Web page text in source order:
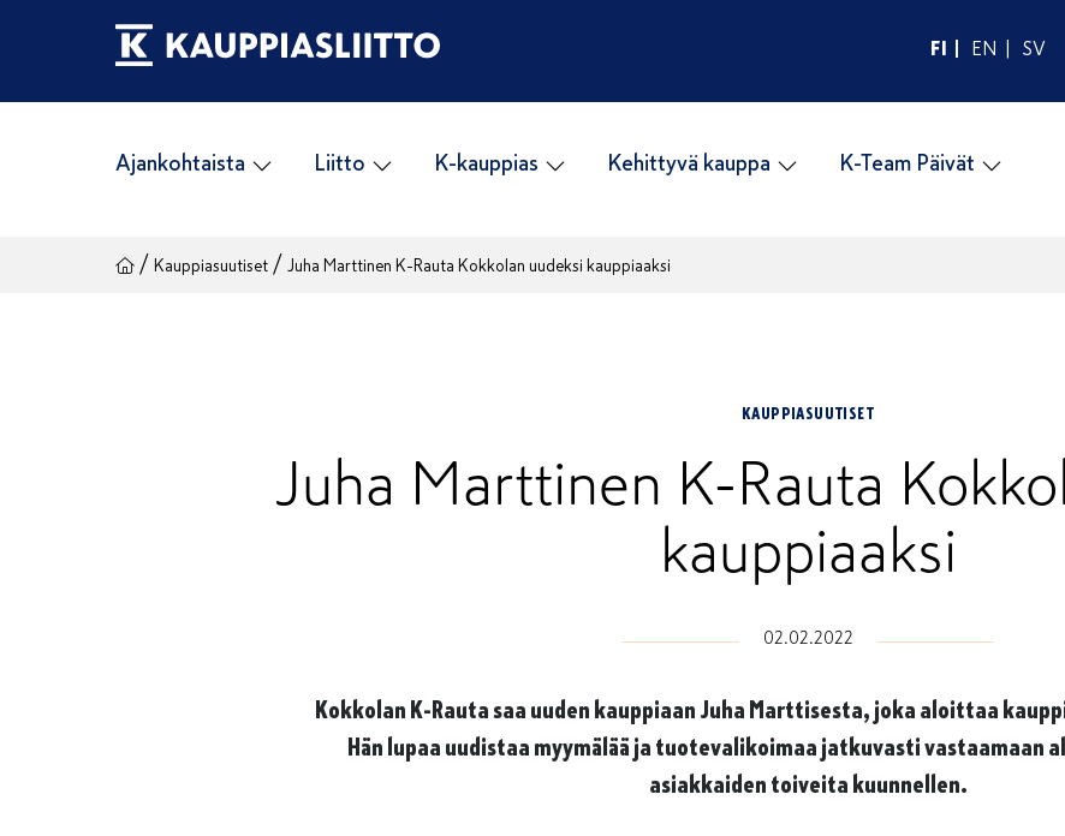
FI EN SV
Ajankohtaista Liitto K-kauppias Kehittyvä kauppa K-Team Päivät
/ Kauppiasuutiset / Juha Marttinen K-Rauta Kokkolan uudeksi kauppiaaksi
KAUPPIASUUTISET
Juha Marttinen K-Rauta
kauppiaaksi
02.02.2022
Kokkolan K-Rauta saa uuden kauppiaan Juha Marttisesta, joka aloittaa
Hän lupaa uudistaa myymälää ja tuotevalikoimaa jatkuvasti vastaamaan
asiakkaiden toiveita kuunnellen.